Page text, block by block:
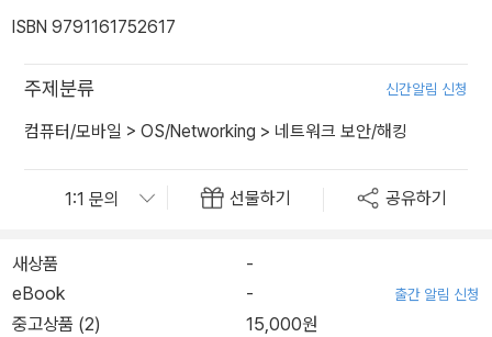
ISBN 9791161752617
주제분류 신간알림 신청
컴퓨터/모바일 > OS/Networking > 네트워크 보안/해킹
선물하기 공유하기
새상품
-
eBook
- 출간 알림 신청
중고상품 (2) 15,000원